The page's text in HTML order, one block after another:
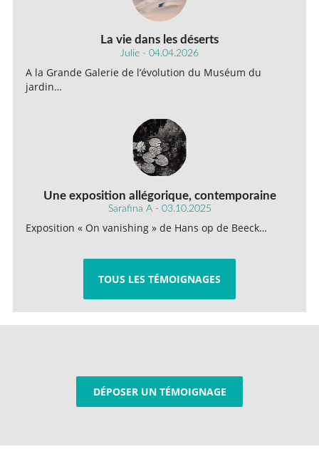
La vie dans les déserts
Julie - 04.04.2026
A la Grande Galerie de l’évolution du Muséum du
jardin…
Une exposition allégorique, contemporaine
Sarafina A - 03.10.2025
Exposition « On vanishing » de Hans op de Beeck…
TOUS LES TÉMOIGNAGES
DÉPOSER UN TÉMOIGNAGE